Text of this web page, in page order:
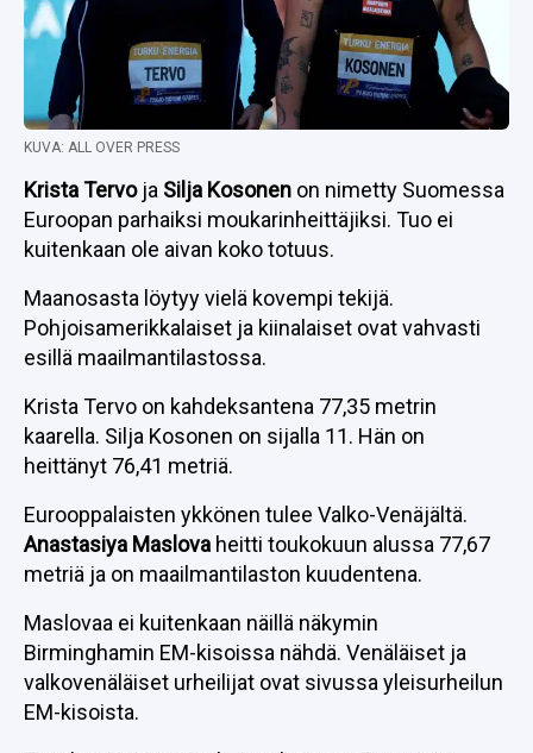
KUVA: ALL OVER PRESS
Krista Tervoja Silja Kosonen on nimetty Suomessa
Euroopan parhaiksi moukarinheittäjiksi. Tuo ei
kuitenkaan ole aivan koko totuus.
Maanosasta löytyy vielä kovempi tekijä.
Pohjoisamerikkalaiset ja kiinalaiset ovat vahvasti
esillä maailmantilastossa.
Krista Tervo on kahdeksantena 77,35 metrin
kaarella. Silja Kosonen on sijalla 11. Hän on
heittänyt 76,41 metriä.
Eurooppalaisten ykkönen tulee Valko-Venäjältä.
Anastasiya Maslova heitti toukokuun alussa 77,67
metriä ja on maailmantilaston kuudentena.
Maslovaa ei kuitenkaan näillä näkymin
Birminghamin EM-kisoissa nähdä. Venäläiset ja
valkovenäläiset urheilijat ovat sivussa yleisurheilun
EM-kisoista.